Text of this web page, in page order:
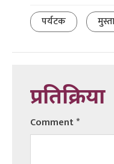
पर्यटक
प्रतिक्रिया
Comment*